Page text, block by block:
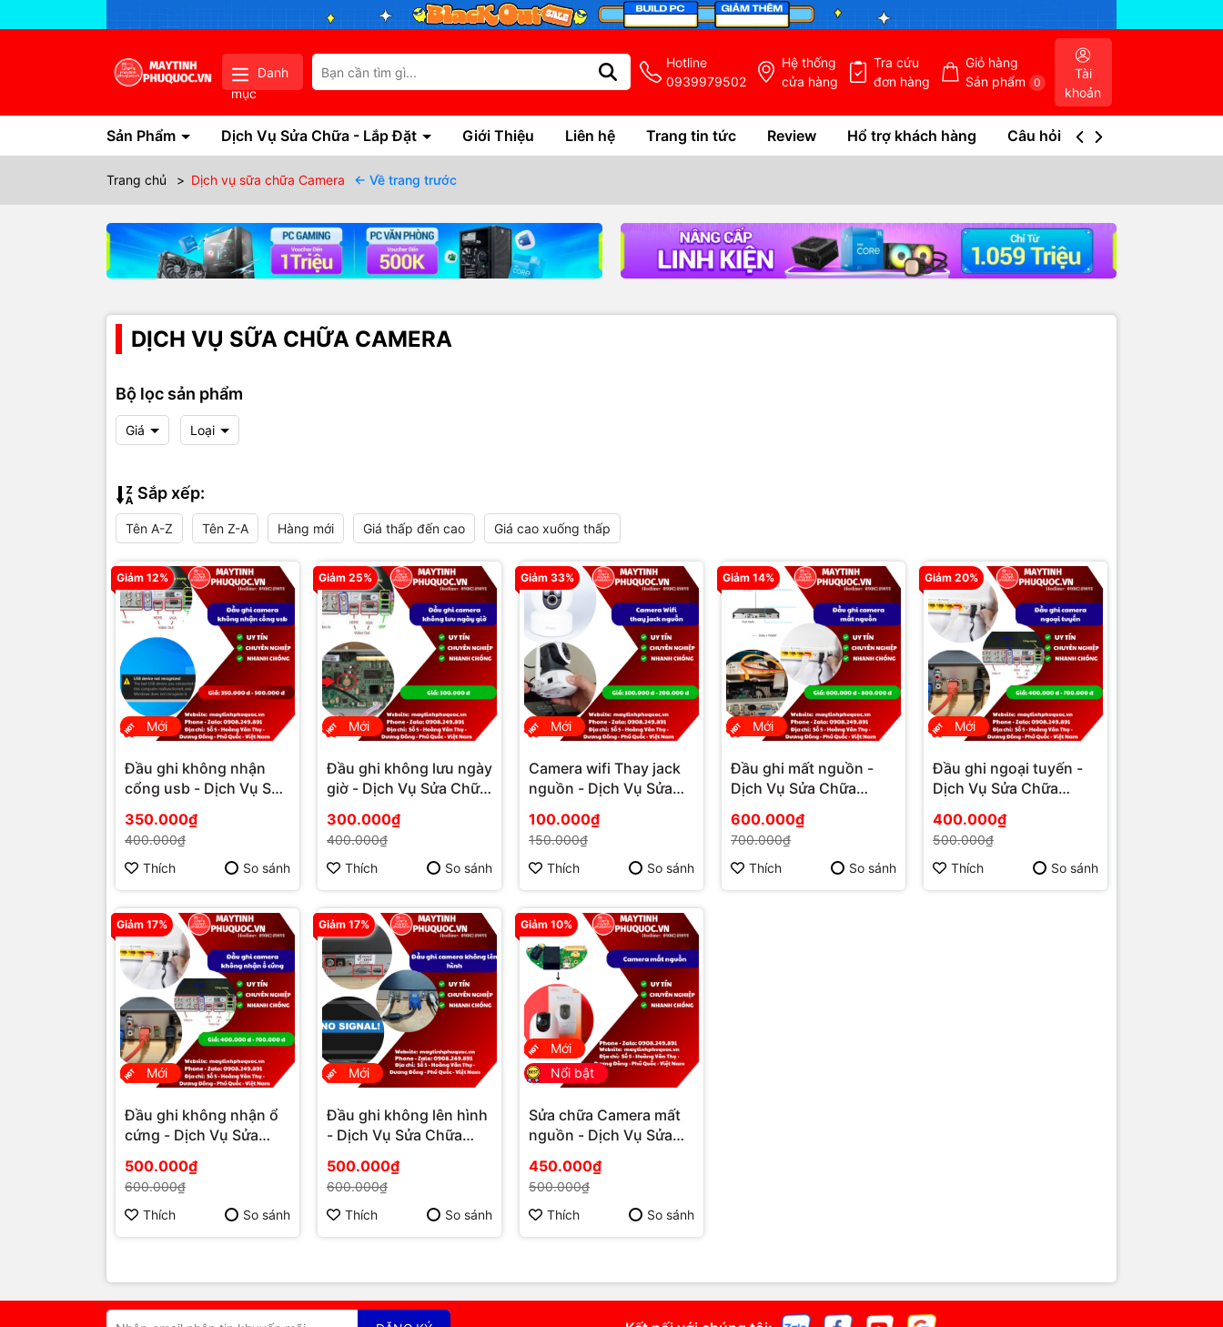
Danh
mục
Hotline
0939979502
Hệ thống
cửa hàng
Tra cứu
đơn hàng
Giỏ hàng
Sản phẩm
0
Tài
khoản
Sản Phẩm Dịch Vụ Sửa Chữa - Lắp Đặt Giới Thiệu Liên hệ Trang tin tức Review Hổ trợ khách hàng Câu hỏi thường gặp
Trang chủ > Dịch vụ sữa chữa Camera ← Về trang trước
DỊCH VỤ SỮA CHỮA CAMERA
Bộ lọc sản phẩm
Giá Loại
Sắp xếp:
Tên A-Z Tên Z-A Hàng mới Giá thấp đến cao Giá cao xuống thấp
Mới
Giảm 12%
Đầu ghi không nhận
cổng usb - Dịch Vụ Sửa
Quốc | Máy Tính Phú
Quốc | Vi Tính Hải Đăng
350.000₫
400.000₫
Thích
So sánh
Mới
Giảm 25%
Đầu ghi không lưu ngày
giờ - Dịch Vụ Sửa Chữa
Máy Tính Phú Quốc | Vi
Tính Hải Đăng
300.000₫
400.000₫
Thích
So sánh
Mới
Giảm 33%
Camera wifi Thay jack
nguồn - Dịch Vụ Sửa
Quốc | Máy Tính Phú
Quốc | Vi Tính Hải Đăng
100.000₫
150.000₫
Thích
So sánh
Mới
Giảm 14%
Đầu ghi mất nguồn -
Dịch Vụ Sửa Chữa
Máy Tính Phú Quốc | Vi
Tính Hải Đăng
600.000₫
700.000₫
Thích
So sánh
Mới
Giảm 20%
Đầu ghi ngoại tuyến -
Dịch Vụ Sửa Chữa
Máy Tính Phú Quốc | Vi
Tính Hải Đăng
400.000₫
500.000₫
Thích
So sánh
Mới
Giảm 17%
Đầu ghi không nhận ổ
cứng - Dịch Vụ Sửa
Quốc | Máy Tính Phú
Quốc | Vi Tính Hải Đăng
500.000₫
600.000₫
Thích
So sánh
Mới
Giảm 17%
Đầu ghi không lên hình
- Dịch Vụ Sửa Chữa
Máy Tính Phú Quốc | Vi
Tính Hải Đăng
500.000₫
600.000₫
Thích
So sánh
Mới
Nổi bật
Giảm 10%
Sửa chữa Camera mất
nguồn - Dịch Vụ Sửa
Quốc | Máy Tính Phú
Quốc | Vi Tính Hải Đăng
450.000₫
500.000₫
Thích
So sánh